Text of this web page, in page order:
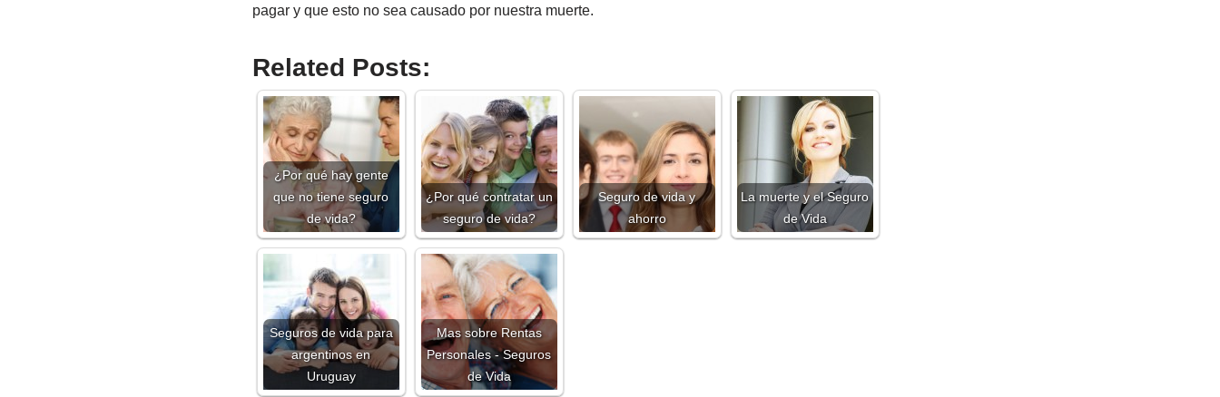
pagar y que esto no sea causado por nuestra muerte.
Related Posts:
¿Por qué hay gente
que no tiene seguro
de vida?
¿Por qué contratar un
seguro de vida?
Seguro de vida y
ahorro
La muerte y el Seguro
de Vida
Seguros de vida para
argentinos en
Uruguay
Mas sobre Rentas
Personales - Seguros
de Vida